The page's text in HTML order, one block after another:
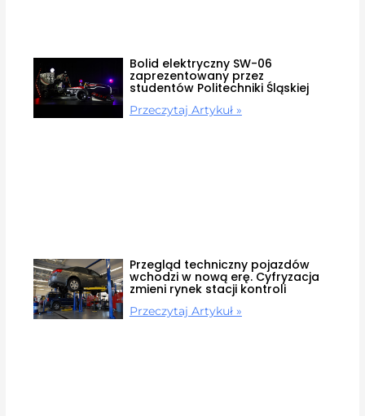
Bolid elektryczny SW-06
zaprezentowany przez
studentów Politechniki Śląskiej
Przeczytaj Artykuł »
Przegląd techniczny pojazdów
wchodzi w nową erę. Cyfryzacja
zmieni rynek stacji kontroli
Przeczytaj Artykuł »